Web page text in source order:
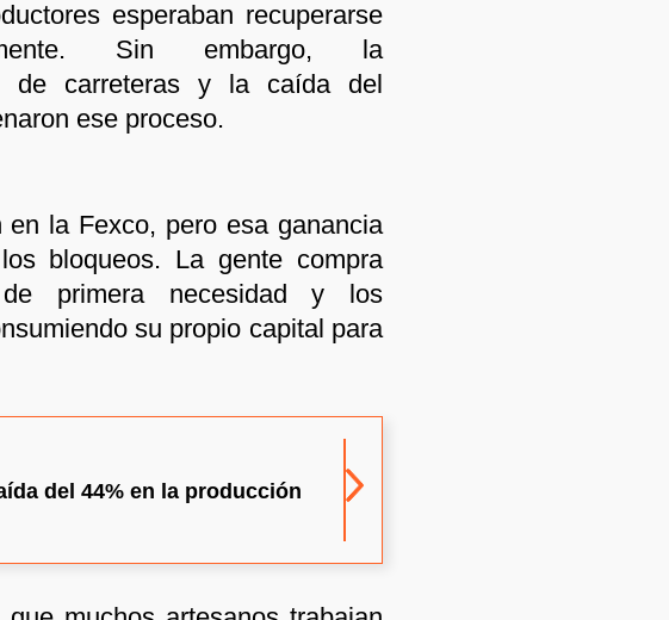
esperaban recuperarse
Sin embargo, la
de carreteras y la caída del
ese proceso.
en la Fexco, pero esa ganancia
bloqueos. La gente compra
de primera necesidad y los
su propio capital para
del 44% en la producción